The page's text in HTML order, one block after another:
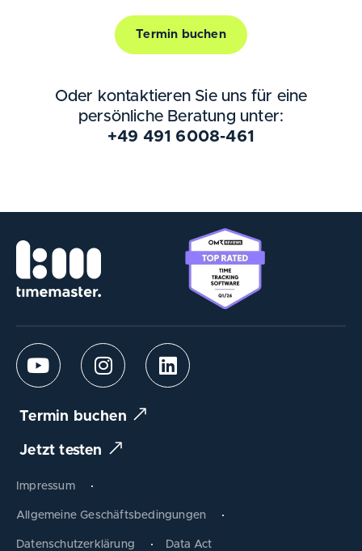
Termin buchen
Oder kontaktieren Sie uns für eine
persönliche Beratung unter:
+49 491 6008-461
Termin buchen
Jetzt testen
Impressum
Allgemeine Geschäftsbedingungen
Datenschutzerklärung Data Act